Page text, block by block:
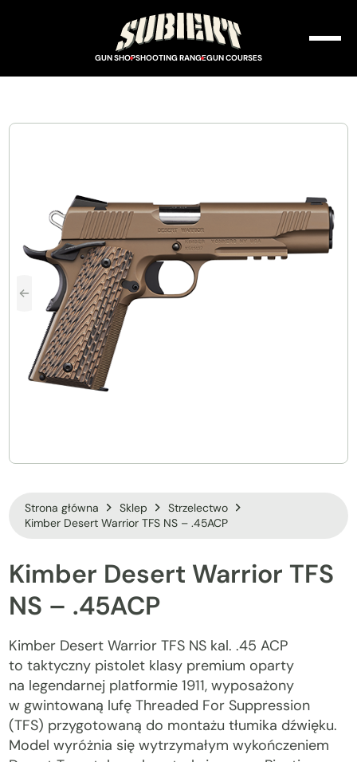
GUN SHOPSHOOTING RANGEGUN COURSES
Strona główna Sklep
Strzelectwo
Kimber Desert Warrior TFS NS – .45ACP
Kimber Desert Warrior TFS
NS – .45ACP
Kimber Desert Warrior TFS NS kal. .45 ACP
to taktyczny pistolet klasy premium oparty
na legendarnej platformie 1911, wyposażony
w gwintowaną lufę Threaded For Suppression
(TFS) przygotowaną do montażu tłumika dźwięku.
Model wyróżnia się wytrzymałym wykończeniem